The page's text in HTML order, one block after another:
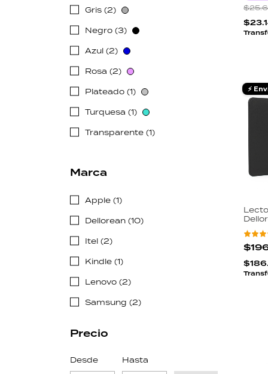
Gris (2)
Negro (3)
Azul (2)
Rosa (2)
Plateado (1)
Turquesa (1)
Transparente (1)
Marca
Apple (1)
Dellorean (10)
Itel (2)
Kindle (1)
Lenovo (2)
Samsung (2)
Precio
Desde Hasta
⚡
WiFi